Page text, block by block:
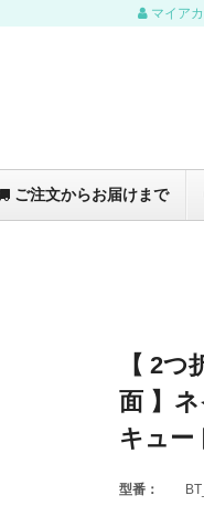
マイアカ
ご注文からお届けまで
【 2
面 】
キュー
型番：